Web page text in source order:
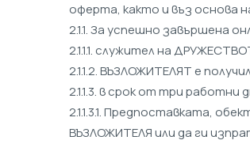
оферта, както и въз основа
2.1.1. За успешно завършена
2.1.1.1. служител на
2.1.1.2. ВЪЗЛОЖИТЕЛЯТ е
2.1.1.3. в срок от три
2.1.1.3.1. Предпоставката,
ВЪЗЛОЖИТЕЛЯ или да ги